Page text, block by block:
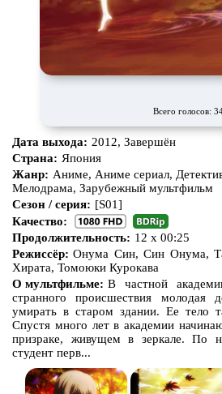
Всего голосов:
Дата выхода: 2012, Завершён
Страна: Япония
Жанр: Аниме, Аниме сериал,
Мелодрама, Зарубежный мультфильм
Сезон / серия: [S01]
Качество:
Продолжительность: 12 х 00:25
Режиссёр: Онума Син, Син Онума,
Хирата, Томоюки Курокава
О мультфильме: В частной
странного происшествия молодая
умирать в старом здании. Ее тело
Спустя много лет в академии
призраке, живущем в зеркале. По
студент перв...